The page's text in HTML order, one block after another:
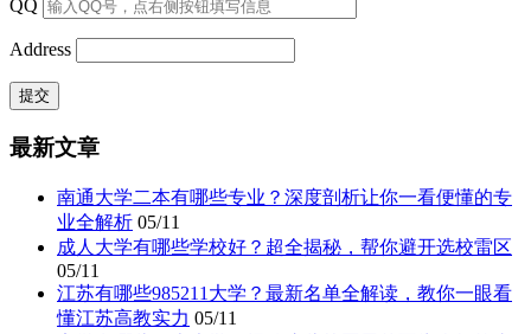
QQ
Address
最新文章
南通大学二本有哪些专业？深度剖析让你一看便懂的专
业全解析 05/11
成人大学有哪些学校好？超全揭秘，帮你避开选校雷区
05/11
江苏有哪些985211大学？最新名单全解读，教你一眼看
懂江苏高教实力 05/11